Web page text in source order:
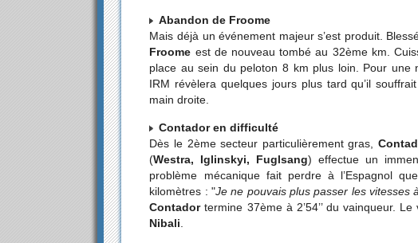
Abandon de Froome
Mais déjà un événement majeur s’est produit.
Froome est de nouveau tombé au 32ème km.
place au sein du peloton 8 km plus loin. Pour une
IRM révèlera quelques jours plus tard qu’il
main droite.
Contador en difficulté
Dès le 2ème secteur particulièrement gras,
(Westra, Iglinskyi, Fuglsang) effectue un
problème mécanique fait perdre à l’Espagnol
kilomètres : "Je ne pouvais plus passer les vitesses
Contadortermine 37ème à 2’54’’ du vainqueur.
Nibali